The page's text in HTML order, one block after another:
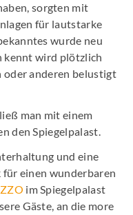
sorgten mit
für lautstarke
wurde neu
kennt wird plötzlich
oder anderen belustigt
man mit einem
den Spiegelpalast.
und eine
einen wunderbaren
im Spiegelpalast
Gäste, an die more